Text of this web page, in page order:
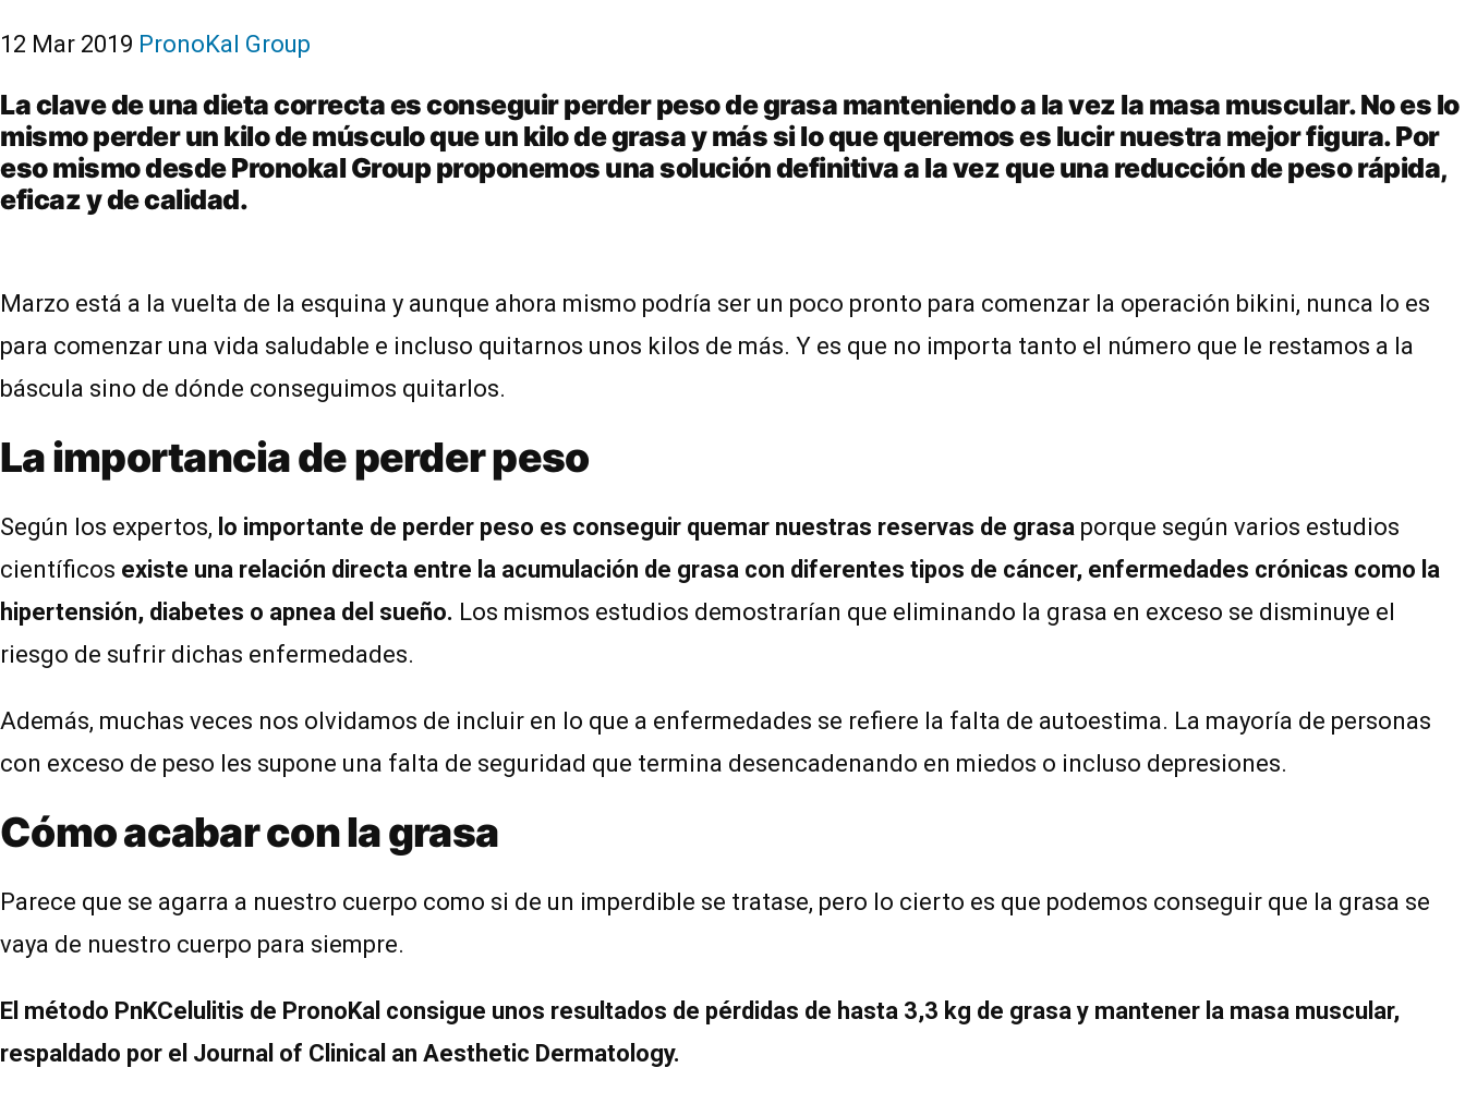
12 Mar 2019 PronoKal Group
La clave de una dieta correcta es conseguir perder peso de grasa manteniendo a la vez la masa muscular. No es lo
mismo perder un kilo de músculo que un kilo de grasa y más si lo que queremos es lucir nuestra mejor figura. Por
eso mismo desde Pronokal Group proponemos una solución definitiva a la vez que una reducción de peso rápida,
eficaz y de calidad.
Marzo está a la vuelta de la esquina y aunque ahora mismo podría ser un poco pronto para comenzar la operación bikini, nunca lo es
para comenzar una vida saludable e incluso quitarnos unos kilos de más. Y es que no importa tanto el número que le restamos a la
báscula sino de dónde conseguimos quitarlos.
La importancia de perder peso
Según los expertos, lo importante de perder peso es conseguir quemar nuestras reservas de grasa porque según varios estudios
científicos existe una relación directa entre la acumulación de grasa con diferentes tipos de cáncer, enfermedades crónicas como la
hipertensión, diabetes o apnea del sueño. Los mismos estudios demostrarían que eliminando la grasa en exceso se disminuye el
riesgo de sufrir dichas enfermedades.
Además, muchas veces nos olvidamos de incluir en lo que a enfermedades se refiere la falta de autoestima. La mayoría de personas
con exceso de peso les supone una falta de seguridad que termina desencadenando en miedos o incluso depresiones.
Cómo acabar con la grasa
Parece que se agarra a nuestro cuerpo como si de un imperdible se tratase, pero lo cierto es que podemos conseguir que la grasa se
vaya de nuestro cuerpo para siempre.
El método PnKCelulitis de PronoKal consigue unos resultados de pérdidas de hasta 3,3 kg de grasa y mantener la masa muscular,
respaldado por el Journal of Clinical an Aesthetic Dermatology.